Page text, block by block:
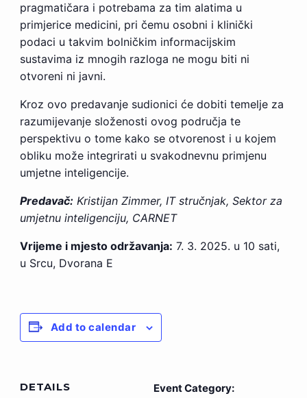
pragmatičara i potrebama za tim alatima u
primjerice medicini, pri čemu osobni i klinički
podaci u takvim bolničkim informacijskim
sustavima iz mnogih razloga ne mogu biti ni
otvoreni ni javni.
Kroz ovo predavanje sudionici će dobiti temelje za
razumijevanje složenosti ovog područja te
perspektivu o tome kako se otvorenost i u kojem
obliku može integrirati u svakodnevnu primjenu
umjetne inteligencije.
Predavač:Kristijan Zimmer, IT stručnjak, Sektor za
umjetnu inteligenciju, CARNET
Vrijeme i mjesto održavanja: 7. 3. 2025. u 10 sati,
u Srcu, Dvorana E
Add to calendar
DETAILS
Event Category: